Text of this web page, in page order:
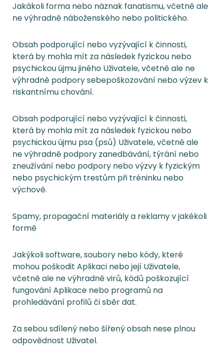
Jakákoli forma nebo náznak fanatismu, včetně ale
ne výhradně náboženského nebo politického.
Obsah podporující nebo vyzývající k činnosti,
která by mohla mít za následek fyzickou nebo
psychickou újmu jiného Uživatele, včetně ale ne
výhradně podpory sebepoškozování nebo výzev k
riskantnímu chování.
Obsah podporující nebo vyzývající k činnosti,
která by mohla mít za následek fyzickou nebo
psychickou újmu psa (psů) Uživatele, včetně ale
ne výhradně podpory zanedbávání, týrání nebo
zneužívání nebo podpory nebo výzvy k fyzickým
nebo psychickým trestům při tréninku nebo
výchově.
Spamy, propagační materiály a reklamy v jakékoli
formě
Jakýkoli software, soubory nebo kódy, které
mohou poškodit Aplikaci nebo její Uživatele,
včetně ale ne výhradně virů, kódů poškozující
fungování Aplikace nebo programů na
prohledávání profilů či sběr dat.
Za sebou sdílený nebo šířený obsah nese plnou
odpovědnost Uživatel.